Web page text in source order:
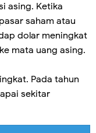
asing. Ketika
saham atau
dolar meningkat
mata uang asing.
Pada tahun
sekitar